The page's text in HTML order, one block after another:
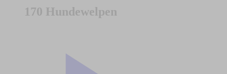
170 Hundewelpen